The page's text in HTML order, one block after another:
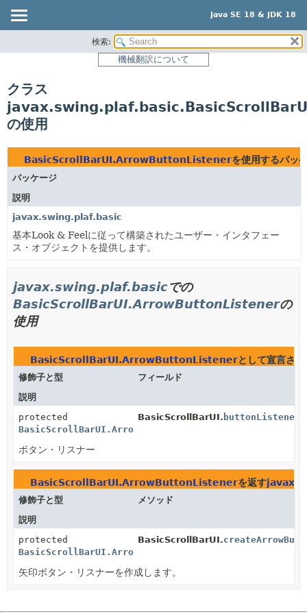
Java SE 18 & JDK 18
パッケージ
クラス
使用
ツリー
新規
非推奨
索引
検索:
機械翻訳について
クラス
の使用
BasicScrollBarUI.ArrowButtonListenerを使用するパッ
パッケージ
説明
javax.swing.plaf.basic
基本Look & Feelに従って構築されたユーザー・インタフェー
ス・オブジェクトを提供します。
javax.swing.plaf.basicでの
BasicScrollBarUI.ArrowButtonListenerの
使用
BasicScrollBarUI.ArrowButtonListenerとして宣言さ
修飾子と型
フィールド
説明
protected
BasicScrollBarUI.ArrowButtonListener
BasicScrollBarUI. buttonListener
ボタン・リスナー
BasicScrollBarUI.ArrowButtonListenerを返す
修飾子と型
メソッド
説明
protected
BasicScrollBarUI.ArrowButtonListener
BasicScrollBarUI.
矢印ボタン・リスナーを作成します。